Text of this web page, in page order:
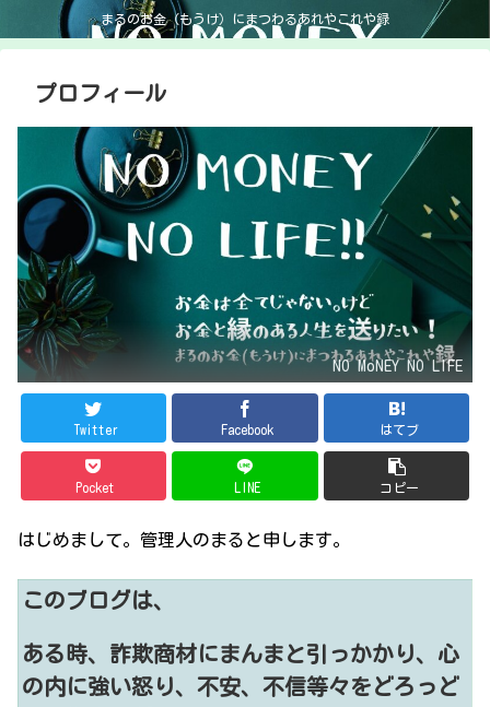
まるのお金（もうけ）にまつわるあれやこれや録
プロフィール
NO MoNEY NO LIFE
Twitter Facebook はてブ
Pocket LINE コピー
はじめまして。管理人のまると申します。
このブログは、
ある時、詐欺商材にまんまと引っかかり、心
の内に強い怒り、不安、不信等々をどろっど